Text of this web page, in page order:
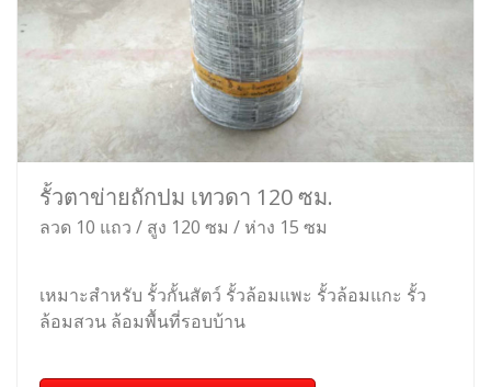
รั้วตาข่ายถักปม เทวดา 120 ซม.
ลวด 10 แถว / สูง 120 ซม / ห่าง 15 ซม
เหมาะสำหรับ รั้วกั้นสัตว์ รั้วล้อมแพะ รั้วล้อมแกะ รั้ว
ล้อมสวน ล้อมพื้นที่รอบบ้าน